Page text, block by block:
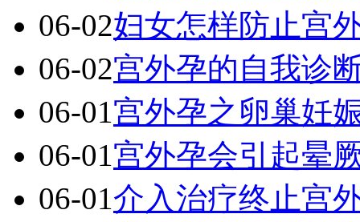
06-02妇女怎样防止宫
06-02宫外孕的自我诊
06-01宫外孕之卵巢妊
06-01宫外孕会引起晕
06-01介入治疗终止宫